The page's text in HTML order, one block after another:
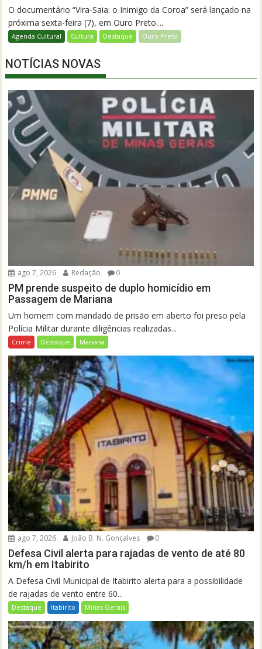
O documentário “Vira-Saia: o Inimigo da Coroa” será lançado na
próxima sexta-feira (7), em Ouro Preto....
Agenda Cultural Cultura Destaque Ouro Preto
NOTÍCIAS NOVAS
ago 7, 2026 Redação 0
PM prende suspeito de duplo homicídio em
Passagem de Mariana
Um homem com mandado de prisão em aberto foi preso pela
Polícia Militar durante diligências realizadas...
Crime Destaque Mariana
ago 7, 2026 João B. N. Gonçalves 0
Defesa Civil alerta para rajadas de vento de até 80
km/h em Itabirito
A Defesa Civil Municipal de Itabirito alerta para a possibilidade
de rajadas de vento entre 60...
Destaque Itabirito Minas Gerais